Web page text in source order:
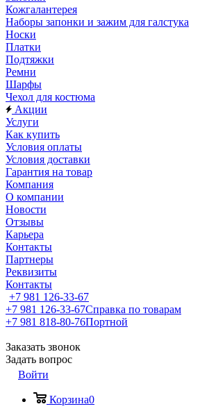
Кожгалантерея
Наборы запонки и зажим для галстука
Носки
Платки
Подтяжки
Ремни
Шарфы
Чехол для костюма
Акции
Услуги
Как купить
Условия оплаты
Условия доставки
Гарантия на товар
Компания
О компании
Новости
Отзывы
Карьера
Контакты
Партнеры
Реквизиты
Контакты
+7 981 126-33-67
+7 981 126-33-67Справка по товарам
+7 981 818-80-76Портной
Заказать звонок
Задать вопрос
Войти
Корзина0